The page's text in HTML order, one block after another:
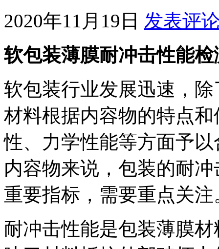
2020年11月19日 发表评
软包装薄膜耐冲击性能
软包装行业发展迅速，
材料根据内容物的特点
性、力学性能等方面予
内容物来说，包装的耐
重要指标，需要重点关注
耐冲击性能是包装薄膜